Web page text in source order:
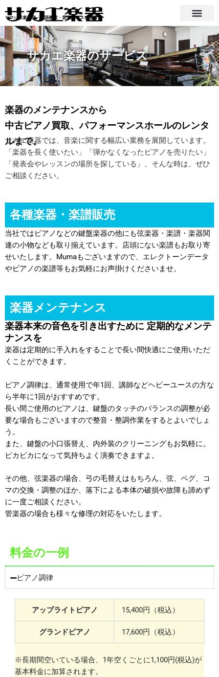
容
を
ス
キ
ッ
プ
ヤマハ音楽教室・英語教室・音楽レッスン情報
サカエ楽器のサービス
楽器のメンテナンスから
中古ピアノ買取、パフォーマンスホールのレンタ
ルまで。
サカエ楽器では、音楽に関する幅広い業務を展開しています。
「楽器を長く使いたい」「弾かなくなったピアノを売りたい」
「発表会やレッスンの場所を探している」、そんな時は、ぜひ
ご相談ください。
各種楽器・楽譜販売
当社ではピアノなどの鍵盤楽器の他にも弦楽器・楽譜・楽器関
連の小物なども取り揃えています。 店頭にない楽譜もお取り寄
せいたします。Mumaもございますので、エレクトーンデータ
やピアノの楽譜等もお気軽にお声掛けくださいませ。
楽器メンテナンス
楽器本来の音色を引き出すために 定期的なメンテ
ナンスを
楽器は定期的に手入れをすることで長い間快適にご使用いただ
くことができます。
ピアノ調律は、通常使用で年1回、講師などヘビーユースの方な
ら半年に1回がおすすめです。
長い間ご使用のピアノは、鍵盤のタッチのバランスの調整が必
要な場合もございますので整音・整調作業をするとよいでしょ
う。
また、鍵盤の小口張替え、内外装のクリーニングもお気軽に。
ピカピカになって気持ちよく演奏できますよ。
その他、弦楽器の場合、弓の毛替えはもちろん、弦、ペグ、コ
マの交換・調整のほか、落下による本体の破損や故障も諦めず
に一度ご相談ください。
管楽器の場合も様々な修理の対応をいたします。
料金の一例
ピアノ調律
アップライトピアノ 15,400円（税込）
グランドピアノ 17,600円（税込）
※長期間空いている場合、1年空くごとに1,100円(税込)が
基本料金に加算されます。